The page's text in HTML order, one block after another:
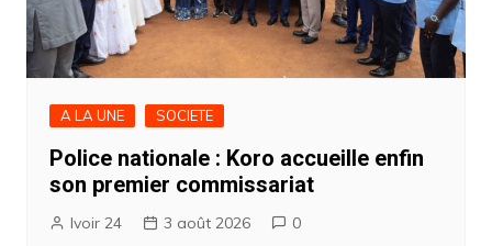
A LA UNE SOCIETE
Police nationale : Koro accueille enfin
son premier commissariat
Ivoir 24 3 août 2026 0